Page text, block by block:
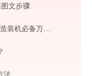
文步骤
Ventoy安装使用教程：告别反复格式化，打造装机必备万能U盘启动盘
法